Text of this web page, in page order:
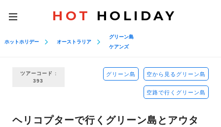
toggle
navigation
HOT HOLIDAY
ホットホリデー オーストラリア
グリーン島
ケアンズ
ツアーコード :
393
グリーン島 空から見るグリーン島
空路で行くグリーン島
ヘリコプターで行くグリーン島とアウタ